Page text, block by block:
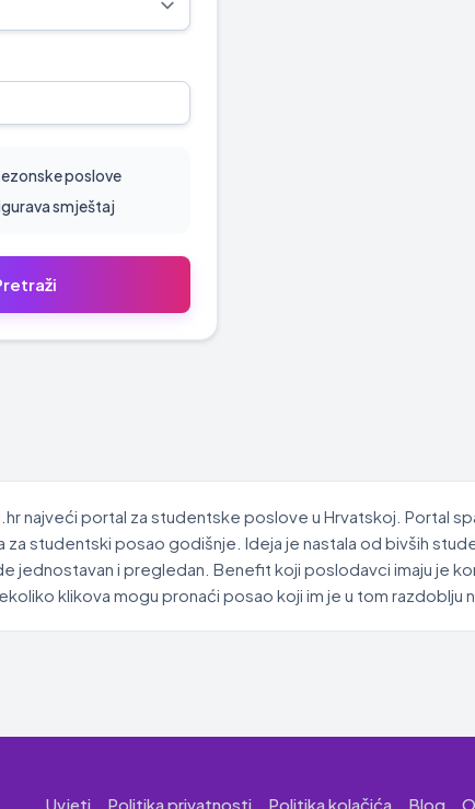
poslove
smještaj
najveći portal za studentske poslove u Hrvatskoj. Portal
studentski posao godišnje. Ideja je nastala od bivših
jednostavan i pregledan. Benefit koji poslodavci imaju je
klikova mogu pronaći posao koji im je u tom razdoblju
Uvjeti Politika privatnosti Politika kolačića Blog